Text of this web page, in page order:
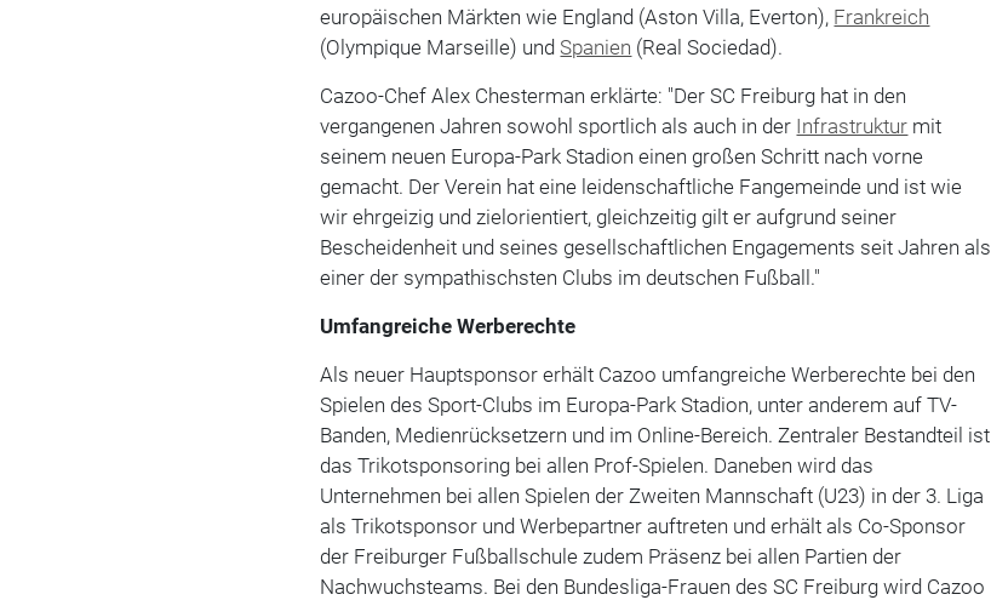
europäischen Märkten wie England (Aston Villa, Everton), Frankreich
(Olympique Marseille) und Spanien (Real Sociedad).
Cazoo-Chef Alex Chesterman erklärte: "Der SC Freiburg hat in den
vergangenen Jahren sowohl sportlich als auch in der Infrastruktur mit
seinem neuen Europa-Park Stadion einen großen Schritt nach vorne
gemacht. Der Verein hat eine leidenschaftliche Fangemeinde und ist wie
wir ehrgeizig und zielorientiert, gleichzeitig gilt er aufgrund seiner
Bescheidenheit und seines gesellschaftlichen Engagements seit Jahren als
einer der sympathischsten Clubs im deutschen Fußball."
Umfangreiche Werberechte
Als neuer Hauptsponsor erhält Cazoo umfangreiche Werberechte bei den
Spielen des Sport-Clubs im Europa-Park Stadion, unter anderem auf TV-
Banden, Medienrücksetzern und im Online-Bereich. Zentraler Bestandteil ist
das Trikotsponsoring bei allen Prof-Spielen. Daneben wird das
Unternehmen bei allen Spielen der Zweiten Mannschaft (U23) in der 3. Liga
als Trikotsponsor und Werbepartner auftreten und erhält als Co-Sponsor
der Freiburger Fußballschule zudem Präsenz bei allen Partien der
Nachwuchsteams. Bei den Bundesliga-Frauen des SC Freiburg wird Cazoo